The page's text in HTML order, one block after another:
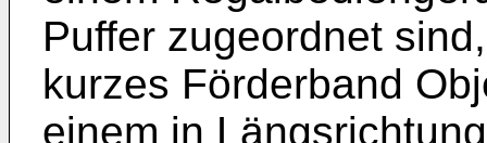
Puffer zugeordnet
kurzes Förderband
einem in